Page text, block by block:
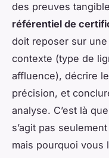
des preuves
référentiel de
doit reposer sur
contexte (type de
affluence), décrire
précision, et
analyse. C’est là
s’agit pas
mais pourquoi vous